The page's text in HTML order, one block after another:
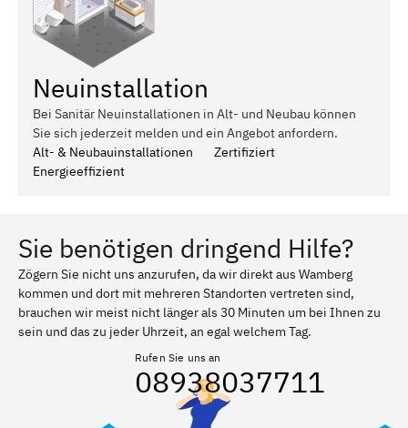
Neuinstallation
Bei Sanitär Neuinstallationen in Alt- und Neubau können
Sie sich jederzeit melden und ein Angebot anfordern.
Alt- & Neubauinstallationen
Zertifiziert
Energieeffizient
Sie benötigen dringend Hilfe?
Zögern Sie nicht uns anzurufen, da wir direkt aus Wamberg
kommen und dort mit mehreren Standorten vertreten sind,
brauchen wir meist nicht länger als 30 Minuten um bei Ihnen zu
sein und das zu jeder Uhrzeit, an egal welchem Tag.
Rufen Sie uns an
08938037711